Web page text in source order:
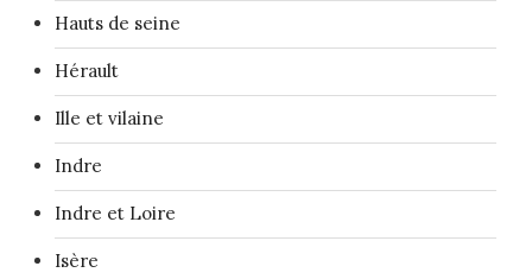
Hauts de seine
Hérault
Ille et vilaine
Indre
Indre et Loire
Isère